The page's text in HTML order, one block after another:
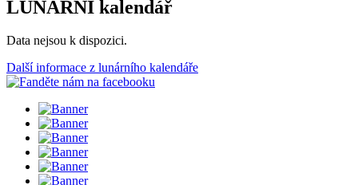
LUNÁRNÍ kalendář
Data nejsou k dispozici.
Další informace z lunárního kalendáře